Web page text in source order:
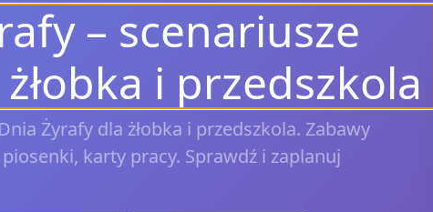
– scenariusze
i przedszkola
Żyrafy dla żłobka i przedszkola. Zabawy
karty pracy. Sprawdź i zaplanuj